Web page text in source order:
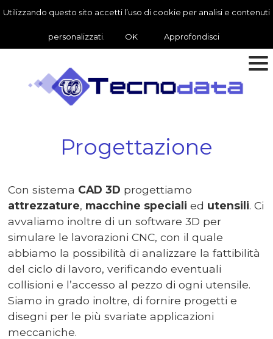
Utilizzando questo sito accetti l’uso di cookie per analisi e contenuti
personalizzati. OK Approfondisci
Progettazione
Con sistema CAD 3D progettiamo
attrezzature, macchine speciali ed utensili. Ci
avvaliamo inoltre di un software 3D per
simulare le lavorazioni CNC, con il quale
abbiamo la possibilità di analizzare la fattibilità
del ciclo di lavoro, verificando eventuali
collisioni e l’accesso al pezzo di ogni utensile.
Siamo in grado inoltre, di fornire progetti e
disegni per le più svariate applicazioni
meccaniche.